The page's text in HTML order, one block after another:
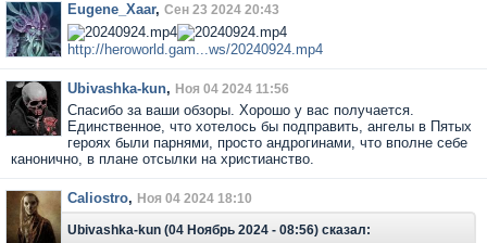
Eugene_Xaar, Сен 23 2024 20:43
http://heroworld.gam...ws/20240924.mp4
Ubivashka-kun, Ноя 04 2024 11:56
Спасибо за ваши обзоры. Хорошо у вас получается.
Единственное, что хотелось бы подправить, ангелы в Пятых
героях были парнями, просто андрогинами, что вполне себе
канонично, в плане отсылки на христианство.
Caliostro, Ноя 04 2024 18:10
Ubivashka-kun (04 Ноябрь 2024 - 08:56) сказал: